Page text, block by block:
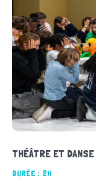
THÉÂTRE ET DANSE
DURÉE : 2H